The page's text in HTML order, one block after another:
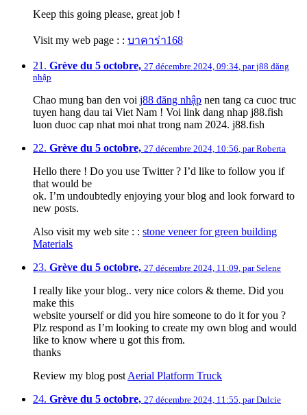
Keep this going please, great job !
Visit my web page : : บาคาร่า168
21. Grève du 5 octobre, 27 décembre 2024, 09:34 parj88 đăng
nhập
Chao mung ban den voi j88 đăng nhập nen tang ca cuoc truc
tuyen hang dau tai Viet Nam ! Voi link dang nhap j88.fish
luon duoc cap nhat moi nhat trong nam 2024. j88.fish
22. Grève du 5 octobre, 27 décembre 2024, 10:56 parRoberta
Hello there ! Do you use Twitter ? I’d like to follow you if
that would be
ok. I’m undoubtedly enjoying your blog and look forward to
new posts.
Also visit my web site : : stone veneer for green building
Materials
23. Grève du 5 octobre, 27 décembre 2024, 11:09 parSelene
I really like your blog.. very nice colors & theme. Did you
make this
website yourself or did you hire someone to do it for you ?
Plz respond as I’m looking to create my own blog and would
like to know where u got this from.
thanks
Review my blog post Aerial Platform Truck
24. Grève du 5 octobre, 27 décembre 2024, 11:55 parDulcie